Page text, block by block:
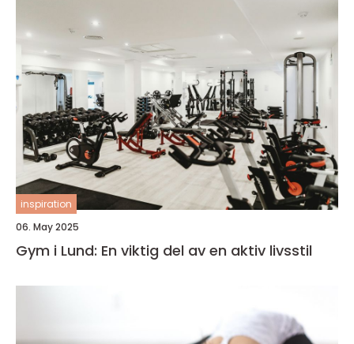
inspiration
06. May 2025
Gym i Lund: En viktig del av en aktiv livsstil